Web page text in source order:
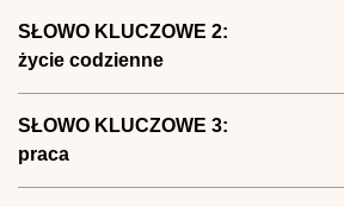
SŁOWO KLUCZOWE 2:
życie codzienne
SŁOWO KLUCZOWE 3:
praca